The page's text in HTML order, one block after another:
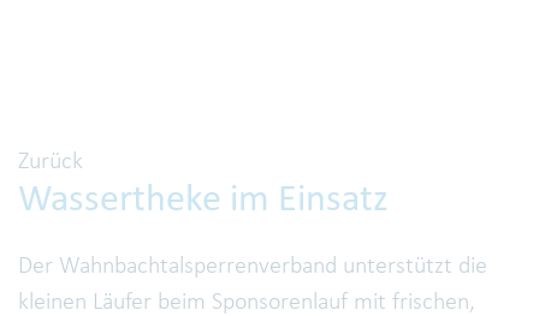
Zurück
Wassertheke im Einsatz
Der Wahnbachtalsperrenverband unterstützt die
kleinen Läufer beim Sponsorenlauf mit frischen,